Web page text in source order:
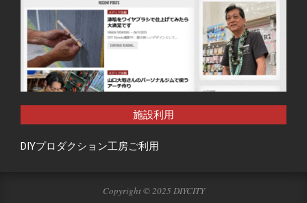
施設利用
DIYプロダクション工房ご利用
Copyright © 2025 DIYCITY